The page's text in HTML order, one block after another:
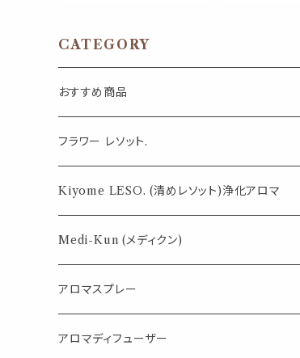
CATEGORY
おすすめ商品
気になる虫対策に
薄荷の香りで体感温度-4℃ !? スースーシリーズ
パロサント
フラワー レソット.
Kiyome LESO. (清めレソット)浄化アロマ
Medi-Kun (メディクン)
アロマスプレー
目的で選ぶ
アロマディフューザー